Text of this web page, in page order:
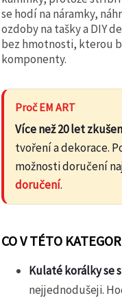
se hodí na náramky,
ozdoby na tašky a DIY
bez hmotnosti, kterou
komponenty.
Proč EM ART
Více než 20 let
tvoření a dekorace.
možnosti doručení
doručení.
CO V TÉTO
Kulaté korálky se
nejjednodušeji.